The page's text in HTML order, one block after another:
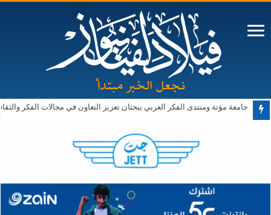
جامعة مؤتة ومنتدى الفكر العربي يبحثان تعزيز التعاون في مجالات الفكر